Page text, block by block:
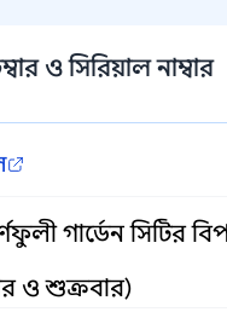
ও সিরিয়াল নাম্বার
গার্ডেন সিটির
ও শুক্রবার)